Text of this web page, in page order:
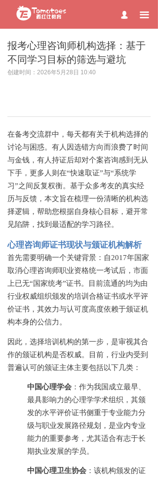
끀
넙
报考心理咨询师机构选择：基于
不同学习目标的筛选与避坑
创建时间： 2026年5月28日 10:40
在备考交流群中，每天都有关于机构选择的
讨论与困惑。有人因选错方向而浪费了时间
与金钱，有人持证后却对个案咨询感到无从
下手，更多人则在“快速取证”与“系统学
习”之间反复权衡。基于众多考友的真实经
历与反馈，本文旨在梳理一份清晰的机构选
择逻辑，帮助您根据自身核心目标，避开常
见陷阱，找到最适配的学习路径。
心理咨询师证书现状与颁证机构解析
首先需要明确一个关键背景：自2017年国家
取消心理咨询师职业资格统一考试后，市面
上已无“国家统考”证书。目前流通的均为由
行业权威组织颁发的培训合格证书或水平评
价证书，其效力与认可度高度依赖于颁证机
构本身的公信力。
因此，选择培训机构的第一步，是审视其合
作的颁证机构是否权威。目前，行业内受到
普遍认可的颁证主体主要包括以下几类：
中国心理学会 ：作为我国成立最早、
最具影响力的心理学学术组织，其颁
发的水平评价证书侧重于专业能力分
级与职业发展路径规划，是业内专业
能力的重要参考，尤其适合有志于长
期执业发展的学员。
中国心理卫生协会 ：该机构颁发的证